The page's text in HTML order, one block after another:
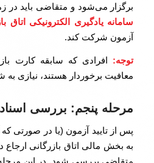
برگزار می‌شود و متقاضی باید
سامانه یادگیری الکترونیکی اتاق
آزمون شرکت کند.
توجه: افرادی که سابقه کارت
معافیت برخوردار هستند، نیازی به
مرحله پنجم: بررسی
پس از تایید آزمون (یا در صورتی که
به بخش مالی اتاق بازرگانی ارجاع
متقاضی بررسی شود. در این